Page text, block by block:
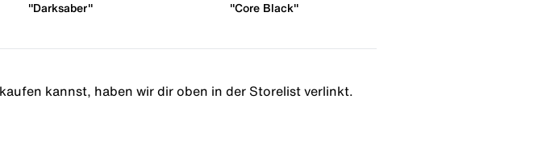
"Darksaber"
"Core Black"
kaufen kannst, haben wir dir oben in der Storelist verlinkt.